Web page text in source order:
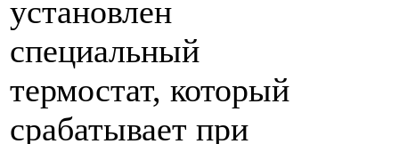
установлен
специальный
термостат, который
срабатывает при